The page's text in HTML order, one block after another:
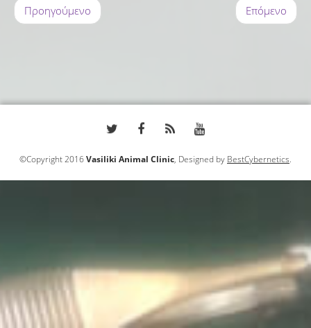
Προηγούμενο Επόμενο
©Copyright 2016Vasiliki Animal Clinic, Designed by BestCybernetics.